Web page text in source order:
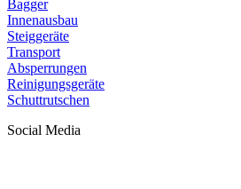
Bagger
Innenausbau
Steiggeräte
Transport
Absperrungen
Reinigungsgeräte
Schuttrutschen
Social Media